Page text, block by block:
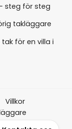
steg för steg
takläggare
för en villa i
Villkor